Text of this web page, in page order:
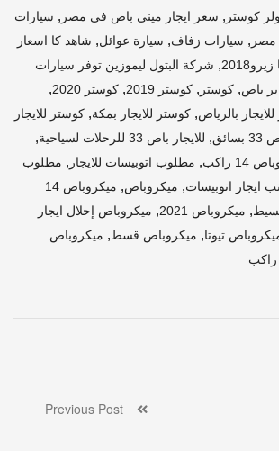
كوستر , سعر ايجار ميني باص في مصر , سيارات
مصر , سيارات زفاف, سيارة عوائل, شاهد كا اسعار
, شركة البتول ليموزين توفر سيارات
باص, كوستر , كوستر 2019 , كوستر 2020 ,
بالرياض, كوستر للايجار بمكة, كوستر للايجار
, للايجار باص 33 للرحلات لسياحية ,
, مطلوب اتوبيسات للايجار , مطلوب
ايجار اتوبيسات, ميكروباص,
ميكروباص 14
, ميكروباص 2021 , ميكروباص إحلال ايجار
تيوتا, ميكروباص قسط, ميكروباص